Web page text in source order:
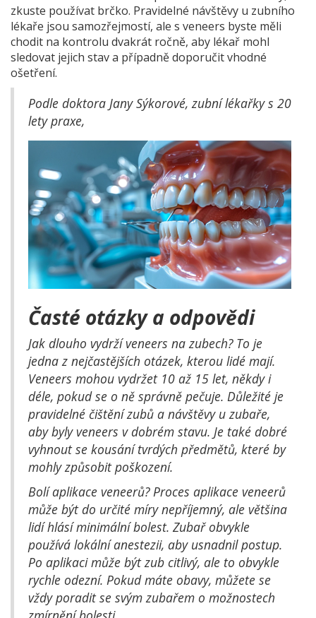
zkuste používat brčko. Pravidelné návštěvy u zubního
lékaře jsou samozřejmostí, ale s veneers byste měli
chodit na kontrolu dvakrát ročně, aby lékař mohl
sledovat jejich stav a případně doporučit vhodné
ošetření.
Podle doktora Jany Sýkorové, zubní lékařky s 20
lety praxe,
Časté otázky a odpovědi
Jak dlouho vydrží veneers na zubech? To je
jedna z nejčastějších otázek, kterou lidé mají.
Veneers mohou vydržet 10 až 15 let, někdy i
déle, pokud se o ně správně pečuje. Důležité je
pravidelné čištění zubů a návštěvy u zubaře,
aby byly veneers v dobrém stavu. Je také dobré
vyhnout se kousání tvrdých předmětů, které by
mohly způsobit poškození.
Bolí aplikace veneerů? Proces aplikace veneerů
může být do určité míry nepříjemný, ale většina
lidí hlásí minimální bolest. Zubař obvykle
používá lokální anestezii, aby usnadnil postup.
Po aplikaci může být zub citlivý, ale to obvykle
rychle odezní. Pokud máte obavy, můžete se
vždy poradit se svým zubařem o možnostech